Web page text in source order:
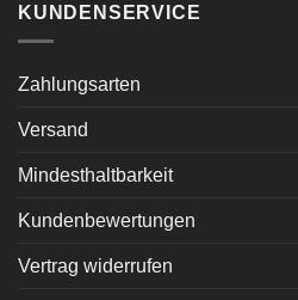
KUNDENSERVICE
Zahlungsarten
Versand
Mindesthaltbarkeit
Kundenbewertungen
Vertrag widerrufen